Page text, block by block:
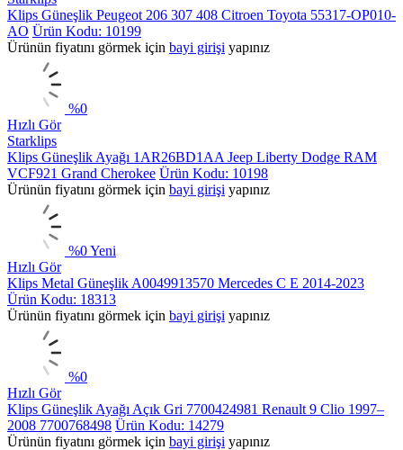
Klips Güneşlik Peugeot 206 307 408 Citroen Toyota 55317-OP010-
AO Ürün Kodu: 10199
Ürünün fiyatını görmek için bayi girişi yapınız
%0
Hızlı Gör
Starklips
Klips Güneşlik Ayağı 1AR26BD1AA Jeep Liberty Dodge RAM
VCF921 Grand Cherokee Ürün Kodu: 10198
Ürünün fiyatını görmek için bayi girişi yapınız
%0Yeni
Hızlı Gör
Klips Metal Güneşlik A0049913570 Mercedes C E 2014-2023
Ürün Kodu: 18313
Ürünün fiyatını görmek için bayi girişi yapınız
%0
Hızlı Gör
Klips Güneşlik Ayağı Açık Gri 7700424981 Renault 9 Clio 1997–
2008 7700768498 Ürün Kodu: 14279
Ürünün fiyatını görmek için bayi girişi yapınız